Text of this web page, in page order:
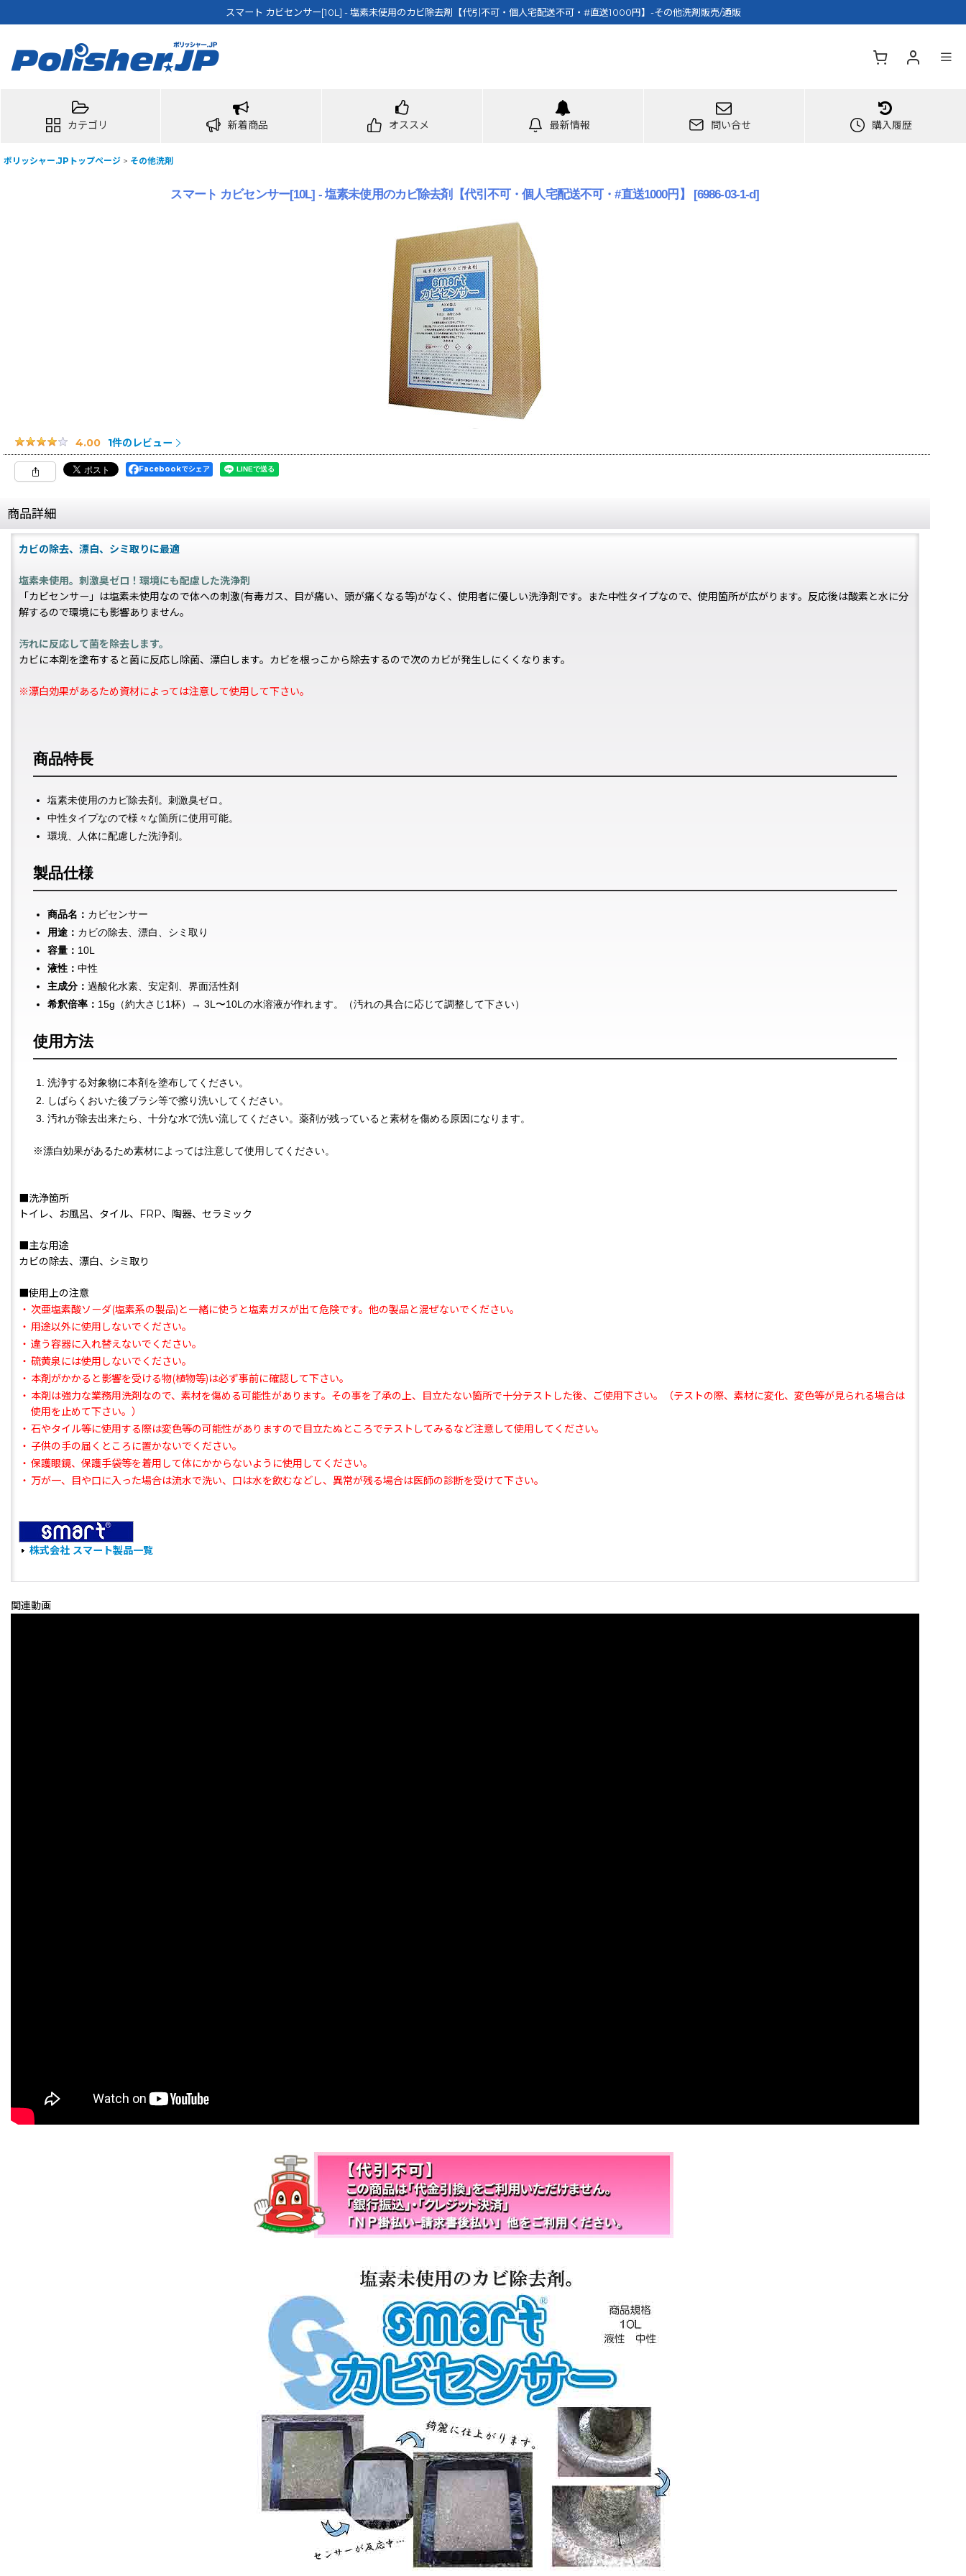
スマート カビセンサー[10L] - 塩素未使用のカビ除去剤【代引不可・個人宅配送不可・#直送1000円】-その他洗剤販売/通販
カテゴリ 新着商品 オススメ 最新情報 問い合せ 購入履歴
ポリッシャー.JPトップページ > その他洗剤
スマート カビセンサー[10L] - 塩素未使用のカビ除去剤【代引不可・個人宅配送不可・#直送1000円】 [6986-03-1-d]
4.00 1件のレビュー
Facebookでシェア
商品詳細
カビの除去、漂白、シミ取りに最適
塩素未使用。刺激臭ゼロ！環境にも配慮した洗浄剤
「カビセンサー」は塩素未使用なので体への刺激(有毒ガス、目が痛い、頭が痛くなる等)がなく、使用者に優しい洗浄剤です。また中性タイプなので、使用箇所が広がります。反応後は酸素と水に分
解するので環境にも影響ありません。
汚れに反応して菌を除去します。
カビに本剤を塗布すると菌に反応し除菌、漂白します。カビを根っこから除去するので次のカビが発生しにくくなります。
※漂白効果があるため資材によっては注意して使用して下さい。
商品特長
塩素未使用のカビ除去剤。刺激臭ゼロ。
中性タイプなので様々な箇所に使用可能。
環境、人体に配慮した洗浄剤。
製品仕様
商品名： カビセンサー
用途： カビの除去、漂白、シミ取り
容量： 10L
液性： 中性
主成分： 過酸化水素、安定剤、界面活性剤
希釈倍率： 15g（約大さじ1杯）→ 3L〜10Lの水溶液が作れます。（汚れの具合に応じて調整して下さい）
使用方法
洗浄する対象物に本剤を塗布してください。
しばらくおいた後ブラシ等で擦り洗いしてください。
汚れが除去出来たら、十分な水で洗い流してください。薬剤が残っていると素材を傷める原因になります。
※漂白効果があるため素材によっては注意して使用してください。
■洗浄箇所
トイレ、お風呂、タイル、FRP、陶器、セラミック
■主な用途
カビの除去、漂白、シミ取り
■使用上の注意
・ 次亜塩素酸ソーダ(塩素系の製品)と一緒に使うと塩素ガスが出て危険です。他の製品と混ぜないでください。
・ 用途以外に使用しないでください。
・ 違う容器に入れ替えないでください。
・ 硫黄泉には使用しないでください。
・ 本剤がかかると影響を受ける物(植物等)は必ず事前に確認して下さい。
・ 本剤は強力な業務用洗剤なので、素材を傷める可能性があります。その事を了承の上、目立たない箇所で十分テストした後、ご使用下さい。（テストの際、素材に変化、変色等が見られる場合は
使用を止めて下さい。）
・ 石やタイル等に使用する際は変色等の可能性がありますので目立たぬところでテストしてみるなど注意して使用してください。
・ 子供の手の届くところに置かないでください。
・ 保護眼鏡、保護手袋等を着用して体にかからないように使用してください。
・ 万が一、目や口に入った場合は流水で洗い、口は水を飲むなどし、異常が残る場合は医師の診断を受けて下さい。
株式会社 スマート製品一覧
関連動画